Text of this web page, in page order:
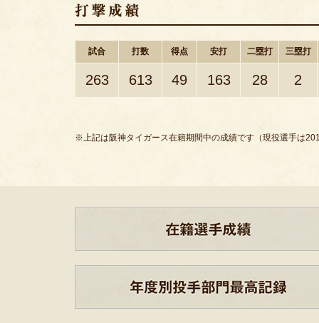
試合 打数 得点 安打 二塁打 三塁打
263 613 49 163 28 2
※上記は阪神タイガース在籍期間中の成績です（現役選手は